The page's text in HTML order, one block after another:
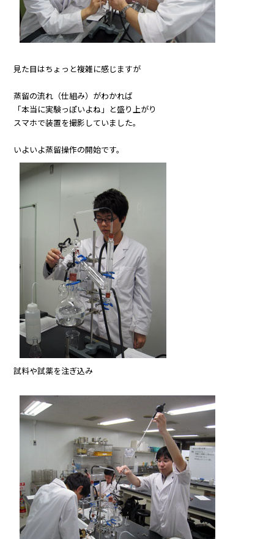
見た目はちょっと複雑に感じますが
蒸留の流れ（仕組み）がわかれば
「本当に実験っぽいよね」と盛り上がり
スマホで装置を撮影していました。
いよいよ蒸留操作の開始です。
試料や試薬を注ぎ込み